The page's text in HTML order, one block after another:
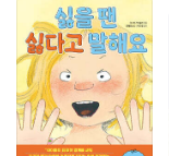
있는 에메랄드 시를 향
수아비, 심장이 없는 양
오즈의 마법사를 찾아
지혜와 사랑, 용기로 헤
의 마법사를 만나지만,
다는 조건을 겁니다. 도